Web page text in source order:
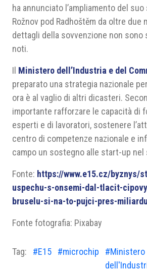
ha annunciato l’ampliamento del
Rožnov pod Radhoštěm da oltre due
dettagli della sovvenzione non sono
noti.
Il Ministero dell’Industria e del
preparato una strategia nazionale
ora è al vaglio di altri dicasteri.
importante rafforzare le capacità di
esperti e di lavoratori, sostenere
centro di competenze nazionale e
campo un sostegno alle start-up
Fonte: https://www.e15.cz/byznys/
uspechu-s-onsemi-dal-tlacit-
bruselu-si-na-to-pujci-pres-
Fonte fotografia: Pixabay
Tag: #E15 #microchip
#Ministero